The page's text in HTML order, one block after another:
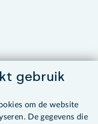
gebruik
om de website
De gegevens die